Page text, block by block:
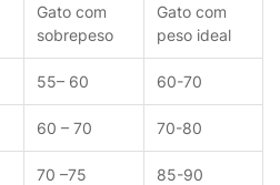
Gato com
sobrepeso
Gato com
peso ideal
55– 60 60-70
60 – 70 70-80
70 –75 85-90